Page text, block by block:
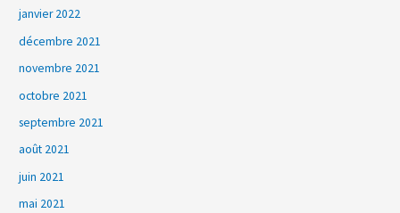
janvier 2022
décembre 2021
novembre 2021
octobre 2021
septembre 2021
août 2021
juin 2021
mai 2021